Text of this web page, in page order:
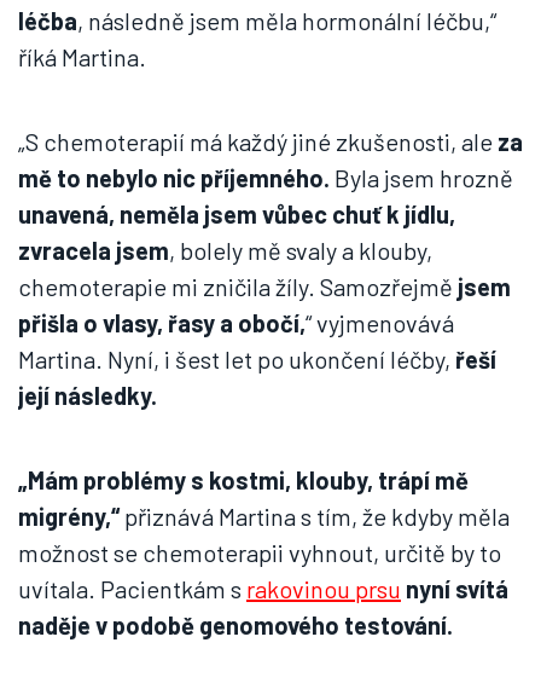
léčba, následně jsem měla hormonální léčbu,“
říká Martina.
„S chemoterapií má každý jiné zkušenosti, ale za
mě to nebylo nic příjemného. Byla jsem hrozně
unavená, neměla jsem vůbec chuť k jídlu,
zvracela jsem, bolely mě svaly a klouby,
chemoterapie mi zničila žíly. Samozřejmě jsem
přišla o vlasy, řasy a obočí,“ vyjmenovává
Martina. Nyní, i šest let po ukončení léčby, řeší
její následky.
„Mám problémy s kostmi, klouby, trápí mě
migrény,“přiznává Martina s tím, že kdyby měla
možnost se chemoterapii vyhnout, určitě by to
uvítala. Pacientkám s rakovinou prsu nyní svítá
naděje v podobě genomového testování.